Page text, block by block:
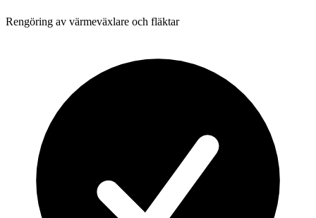
Rengöring av värmeväxlare och fläktar